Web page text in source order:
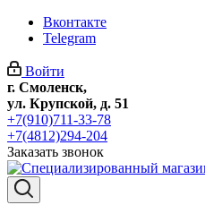
Вконтакте
Telegram
Войти
г. Смоленск,
ул. Крупской, д. 51
+7(910)711-33-78
+7(4812)294-204
Заказать звонок